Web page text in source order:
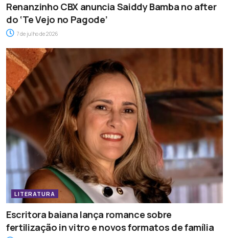
Renanzinho CBX anuncia Saiddy Bamba no after
do ‘Te Vejo no Pagode’
7 de julho de 2026
LITERATURA
Escritora baiana lança romance sobre
fertilização in vitro e novos formatos de família